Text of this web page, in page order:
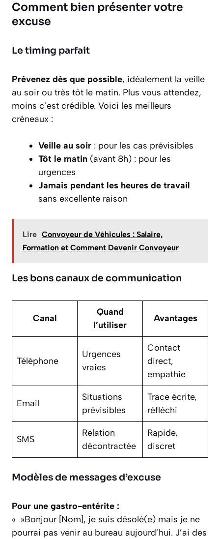
Comment bien présenter votre
excuse
Le timing parfait
Prévenez dès que possible, idéalement la veille
au soir ou très tôt le matin. Plus vous attendez,
moins c’est crédible. Voici les meilleurs
créneaux :
Veille au soir : pour les cas prévisibles
Tôt le matin (avant 8h) : pour les
urgences
Jamais pendant les heures de travail
sans excellente raison
Lire Convoyeur de Véhicules : Salaire,
Formation et Comment Devenir Convoyeur
Les bons canaux de communication
Canal
Quand
l’utiliser
Avantages
Téléphone
Urgences
vraies
Contact
direct,
empathie
Email
Situations
prévisibles
Trace écrite,
réfléchi
SMS
Relation
décontractée
Rapide,
discret
Modèles de messages d’excuse
Pour une gastro-entérite :
« »Bonjour [Nom], je suis désolé(e) mais je ne
pourrai pas venir au bureau aujourd’hui. J’ai des